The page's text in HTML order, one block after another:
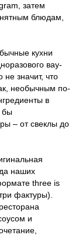
затем
блюдам,
кухни
вау-
значит, что
необычным по-
в
бы
– от свеклы до
наших
three is
фактуры).
и